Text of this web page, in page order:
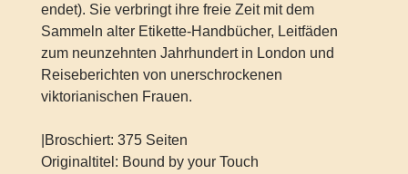
endet). Sie verbringt ihre freie Zeit mit dem
Sammeln alter Etikette-Handbücher, Leitfäden
zum neunzehnten Jahrhundert in London und
Reiseberichten von unerschrockenen
viktorianischen Frauen.
|Broschiert: 375 Seiten
Originaltitel: Bound by your Touch